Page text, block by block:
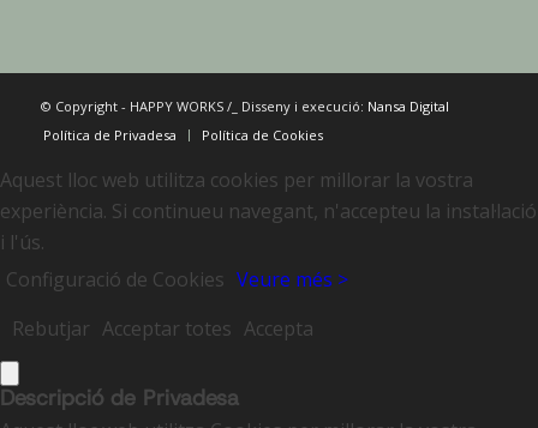
© Copyright - HAPPY WORKS /_ Disseny i execució: Nansa Digital
Política de Privadesa
Política de Cookies
Aquest lloc web utilitza cookies per millorar la vostra
experiència. Si continueu navegant, n'accepteu la instal·lació
i l'ús.
Configuració de Cookies Veure més >
Rebutjar Acceptar totes Accepta
Descripció de Privadesa